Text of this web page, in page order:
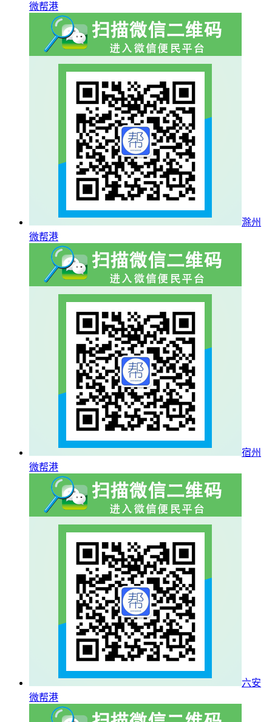
微帮港
滁州
微帮港
宿州
微帮港
六安
微帮港